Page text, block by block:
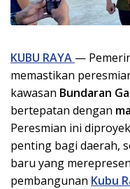
KUBU RAYA —
memastikan
kawasan Bundaran
bertepatan dengan
Peresmian ini
penting bagi daerah,
baru yang
pembangunan Kubu